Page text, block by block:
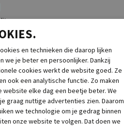
101 Abricot
€ 19,99en technieken die daarop lijken
we je beter en persoonlijker. Dankzij
cookies werkt de website goed. Ze
ook een analytische functie. Zo maken
website elke dag een beetje beter. We
graag nuttige advertenties zien. Daarom
we technologie om je gedrag binnen
onze website te volgen. Dat doen we